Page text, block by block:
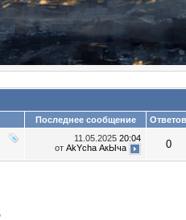
Последнее сообщение Ответов
11.05.2025 20:04
от AkYcha АкЫча 0